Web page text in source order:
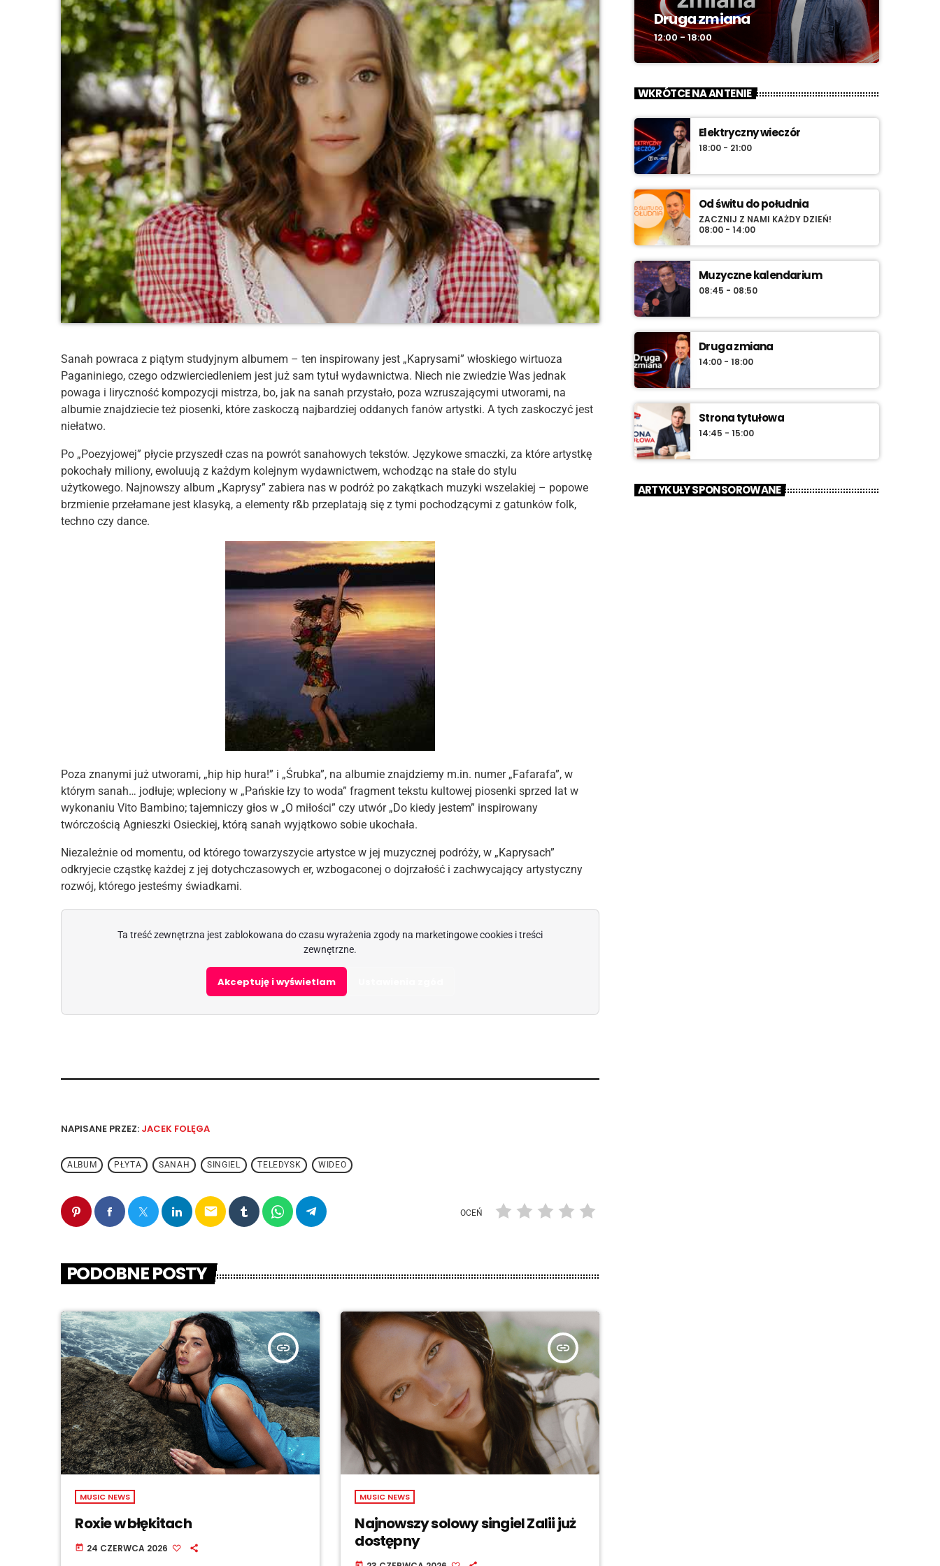
Sanah powraca z piątym studyjnym albumem – ten inspirowany jest „Kaprysami” włoskiego wirtuoza
Paganiniego, czego odzwierciedleniem jest już sam tytuł wydawnictwa. Niech nie zwiedzie Was jednak
powaga i liryczność kompozycji mistrza, bo, jak na sanah przystało, poza wzruszającymi utworami, na
albumie znajdziecie też piosenki, które zaskoczą najbardziej oddanych fanów artystki. A tych zaskoczyć jest
niełatwo.
Po „Poezyjowej” płycie przyszedł czas na powrót sanahowych tekstów. Językowe smaczki, za które artystkę
pokochały miliony, ewoluują z każdym kolejnym wydawnictwem, wchodząc na stałe do stylu
użytkowego. Najnowszy album „Kaprysy” zabiera nas w podróż po zakątkach muzyki wszelakiej – popowe
brzmienie przełamane jest klasyką, a elementy r&b przeplatają się z tymi pochodzącymi z gatunków folk,
techno czy dance.
Poza znanymi już utworami, „hip hip hura!” i „Śrubka”, na albumie znajdziemy m.in. numer „Fafarafa”, w
którym sanah… jodłuje; wpleciony w „Pańskie łzy to woda” fragment tekstu kultowej piosenki sprzed lat w
wykonaniu Vito Bambino; tajemniczy głos w „O miłości” czy utwór „Do kiedy jestem” inspirowany
twórczością Agnieszki Osieckiej, którą sanah wyjątkowo sobie ukochała.
Niezależnie od momentu, od którego towarzyszycie artystce w jej muzycznej podróży, w „Kaprysach”
odkryjecie cząstkę każdej z jej dotychczasowych er, wzbogaconej o dojrzałość i zachwycający artystyczny
rozwój, którego jesteśmy świadkami.
Ta treść zewnętrzna jest zablokowana do czasu wyrażenia zgody na marketingowe cookies i treści
zewnętrzne.
Akceptuję i wyświetlam
NAPISANE PRZEZ: JACEK FOLĘGA
ALBUM PŁYTA SANAH SINGIEL TELEDYSK WIDEO
email OCEŃ
PODOBNE POSTY
insert_link
MUSIC NEWS
Roxie w błękitach
today 24 CZERWCA 2026
insert_link
MUSIC NEWS
Najnowszy solowy singiel Zalii już
dostępny
Druga zmiana
12:00 - 18:00
WKRÓTCE NA ANTENIE
Elektryczny wieczór
18:00 - 21:00
Od świtu do południa
ZACZNIJ Z NAMI KAŻDY DZIEŃ!
08:00 - 14:00
Muzyczne kalendarium
08:45 - 08:50
Druga zmiana
14:00 - 18:00
Strona tytułowa
14:45 - 15:00
ARTYKUŁY SPONSOROWANE